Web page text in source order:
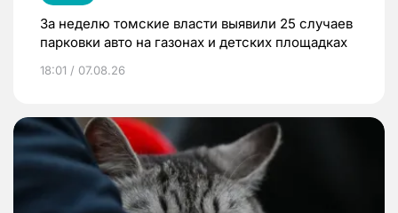
За неделю томские власти выявили 25 случаев
парковки авто на газонах и детских площадках
18:01 / 07.08.26